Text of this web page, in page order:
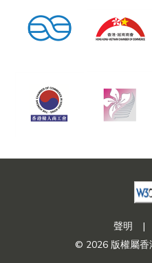
聲明 |
© 2026 版權屬香